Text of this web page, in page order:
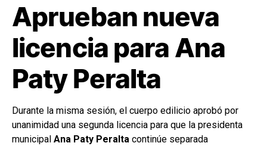
Aprueban nueva
licencia para Ana
Paty Peralta
Durante la misma sesión, el cuerpo edilicio aprobó por
unanimidad una segunda licencia para que la presidenta
municipal Ana Paty Peralta continúe separada